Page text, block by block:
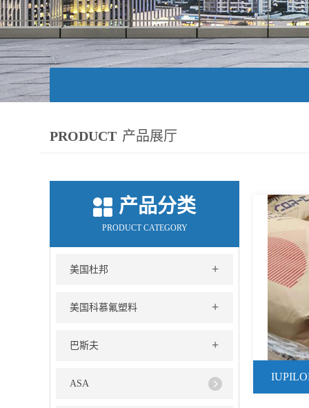
PRODUCT 产品展厅
产品分类
PRODUCT CATEGORY
美国杜邦 +
美国科慕氟塑料 +
巴斯夫 +
ASA